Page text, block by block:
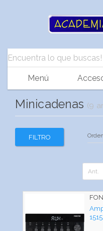
Menú
Minicadenas (9
FILTRO
Ant.